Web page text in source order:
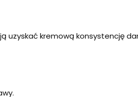
kremową konsystencję